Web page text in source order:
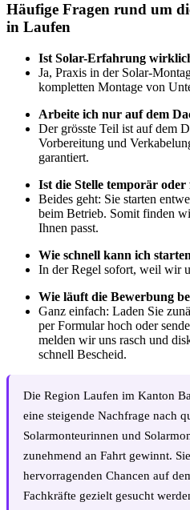
Häufige Fragen rund um
in Laufen
Ist Solar-Erfahrung
Ja, Praxis in der Solar-
kompletten Montage von
Arbeite ich nur auf dem
Der grösste Teil ist auf dem
Vorbereitung und
garantiert.
Ist die Stelle temporär oder
Beides geht: Sie starten
beim Betrieb. Somit finden
Ihnen passt.
Wie schnell kann ich
In der Regel sofort, weil wir
Wie läuft die Bewerbung
Ganz einfach: Laden Sie
per Formular hoch oder
melden wir uns rasch und
schnell Bescheid.
Die Region Laufen im Kanton
eine steigende Nachfrage nach
Solarmonteurinnen und
zunehmend an Fahrt gewinnt.
hervorragenden Chancen auf
Fachkräfte gezielt gesucht